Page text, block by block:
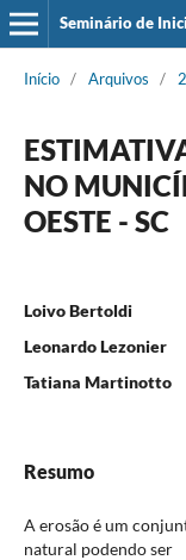
Início / Arquivos /
NO
OESTE - SC
Loivo Bertoldi
Leonardo Lezonier
Tatiana Martinotto
Resumo
A erosão é um
natural podendo ser